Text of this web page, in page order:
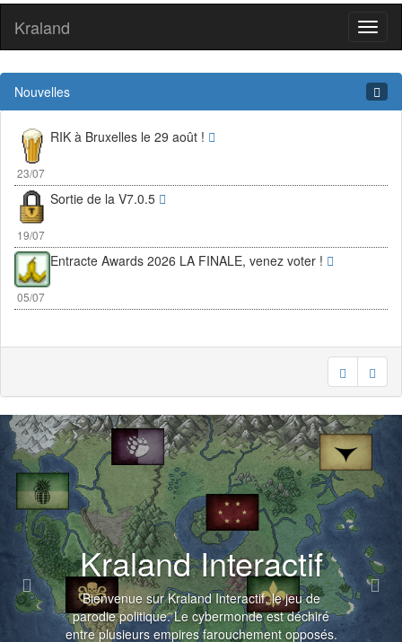
Kraland
Nouvelles
23/07
RIK à Bruxelles le 29 août !
19/07
Sortie de la V7.0.5
05/07
Entracte Awards 2026 LA FINALE, venez voter !
Kraland Interactif
Bienvenue sur Kraland Interactif, le jeu de
parodie politique. Le cybermonde est déchiré
entre plusieurs empires farouchement opposés.
Previous